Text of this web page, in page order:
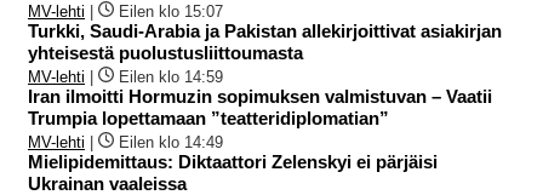
MV-lehti Eilen klo 15:07
Turkki, Saudi-Arabia ja Pakistan allekirjoittivat asiakirjan
yhteisestä puolustusliittoumasta
MV-lehti Eilen klo 14:59
Iran ilmoitti Hormuzin sopimuksen valmistuvan – Vaatii
Trumpia lopettamaan ”teatteridiplomatian”
MV-lehti Eilen klo 14:49
Mielipidemittaus: Diktaattori Zelenskyi ei pärjäisi
Ukrainan vaaleissa